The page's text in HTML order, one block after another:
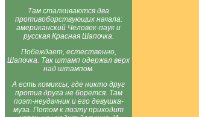
Там сталкиваются два
противоборствующих начала:
американский Человек-паук и
русская Красная Шапочка.
Побеждает, естественно,
Шапочка. Так штамп одержал верх
над штампом.
А есть комиксы, где никто друг
против друга не борется. Там
поэт-неудачник и его девушка-
муза. Потом к поэту приходит